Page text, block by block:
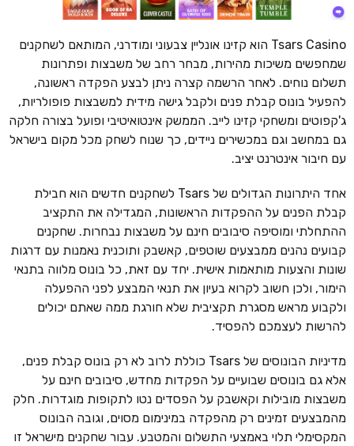
Tsars Casino הוא קזינו אונליין צבעוני ומודרני, המותאם לשחקנים
שמחפשים משיכות מהירות, מבחר רחב של משבצות ופתרונות
תשלום נוחים. לאחר הרשמה קצרה ניתן לבצע הפקדה ראשונה,
להפעיל בונוס קבלת פנים ולקבל גישה מידית למשבצות פופולריות,
ג'קפוטים ומשחקי קזינו לייב. הממשק אינטואיטיבי ופועל בצורה חלקה
גם במחשב וגם במכשירים ניידים, כך שנוח לשחק מכל מקום בישראל
עם חיבור אינטרנט יציב.
אחד היתרונות הגדולים של Tsars לשחקנים חדשים הוא חבילת
קבלת הפנים על ההפקדות הראשונות, המגדילה את התקציב
ההתחלתי ומוסיפה סיבובים חינם על משבצות נבחרות. שחקנים
קבועים נהנים ממבצעים שוטפים, קאשבק ותוכנית נאמנות עם דרגות
שונות והצעות מותאמות אישית. יחד עם זאת, כל בונוס מלווה בתנאי
הימור, ולכן חשוב לקרוא בעיון את תנאי המבצע לפני ההפעלה
ולקבוע מראש מסגרת תקציבית שלא חורגת ממה שאתם יכולים
להרשות לעצמכם להפסיד.
מדיניות הבונוסים של Tsars כוללת לרוב לא רק בונוס קבלת פנים,
אלא גם בונוסים שבועיים על הפקדות מחדש, סיבובים חינם על
משבצות מובילות וקאשבק על הפסדים נטו לתקופות מוגדרות. חלק
מהמבצעים זמינים רק מהפקדה במינימום מסוים, וגובה הבונוס
המקסימלי תלוי באמצעי התשלום והמטבע. עבור שחקנים מישראל זו